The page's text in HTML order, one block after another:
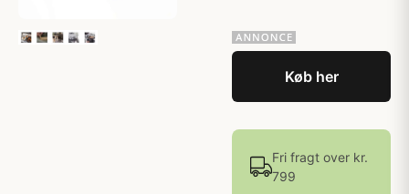
Køb her
Fri fragt over kr.
799